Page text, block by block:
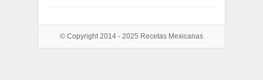
© Copyright 2014 - 2025 Recetas Mexicanas